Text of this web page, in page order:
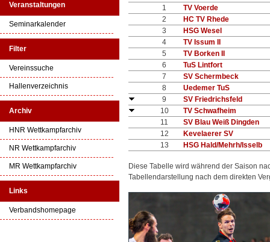
Veranstaltungen
Seminarkalender
Filter
Vereinssuche
Hallenverzeichnis
Archiv
HNR Wettkampfarchiv
NR Wettkampfarchiv
MR Wettkampfarchiv
Links
Verbandshomepage
1
TV Voerde
2
HC TV Rhede
3
HSG Wesel
4
TV Issum II
5
TV Borken II
6
TuS Lintfort
7
SV Schermbeck
8
Uedemer TuS
9
SV Friedrichsfeld
10
TV Schwafheim
11
SV Blau Weiß Dingden
12
Kevelaerer SV
13
HSG Hald/Mehrh/Isselb
Diese Tabelle wird während der Saison
Tabellendarstellung nach dem direkten